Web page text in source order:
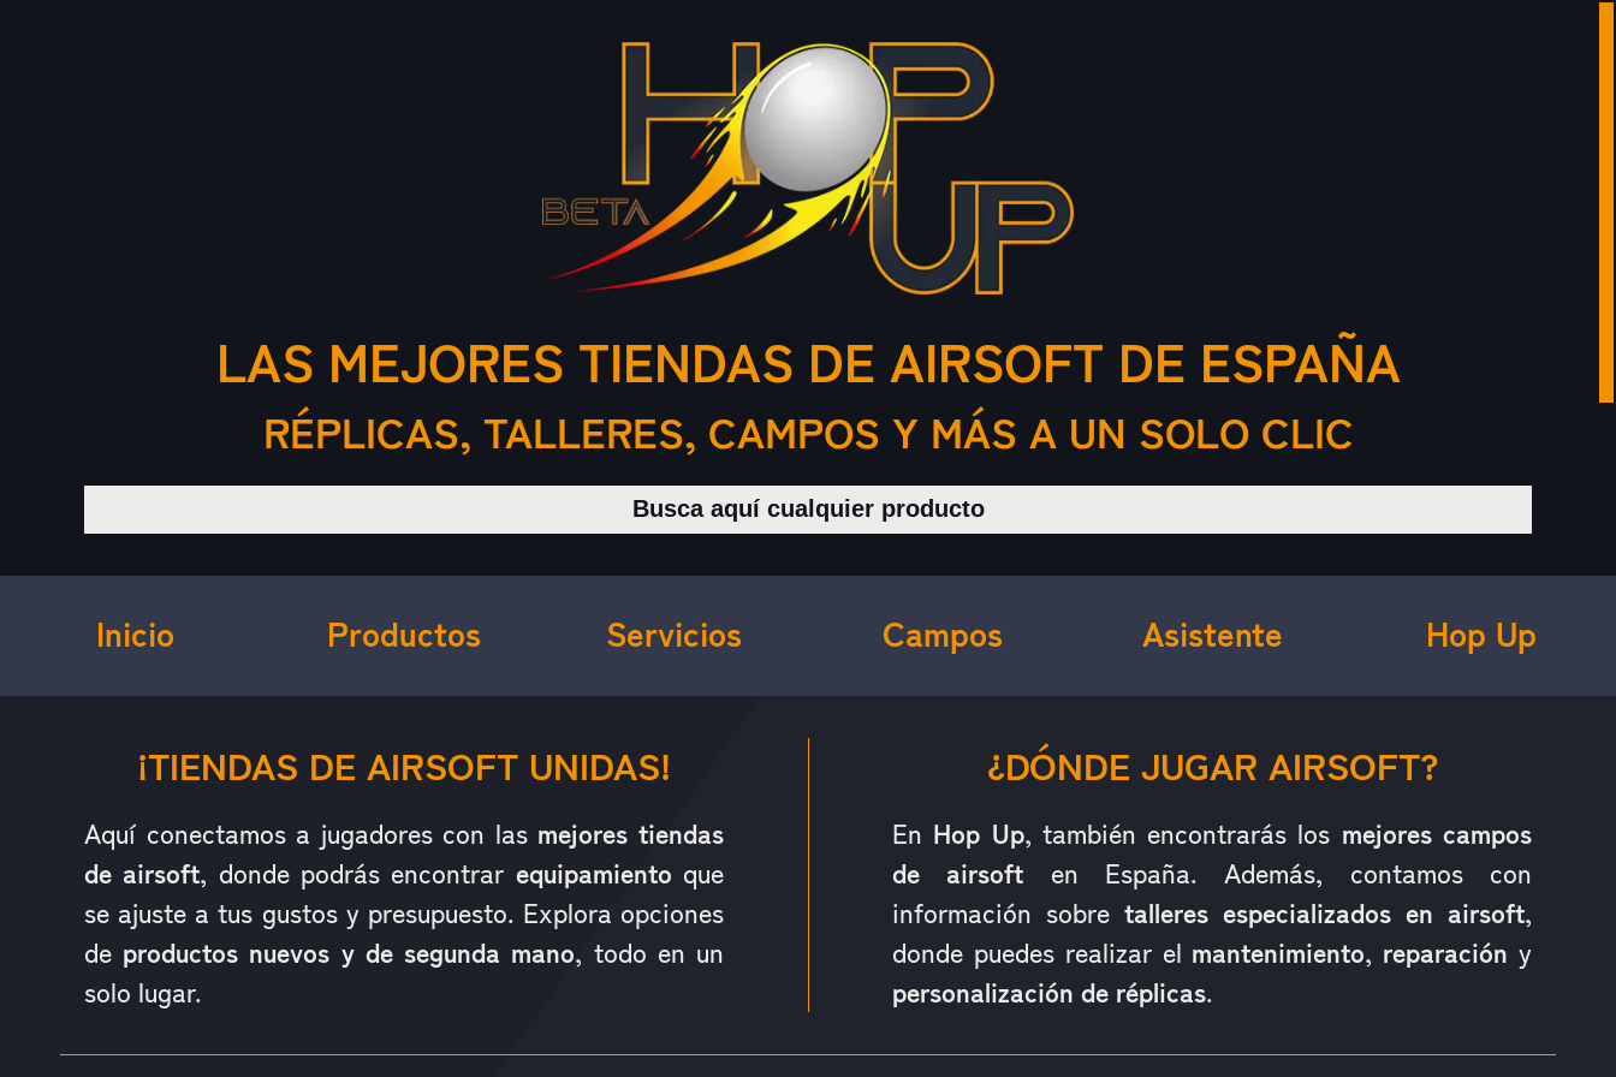
LAS MEJORES TIENDAS DE AIRSOFT DE ESPAÑA
RÉPLICAS, TALLERES, CAMPOS Y MÁS A UN SOLO CLIC
Buscar productos
Inicio Productos Servicios Campos Asistente Hop Up
¡TIENDAS DE AIRSOFT UNIDAS!
Aquí conectamos a jugadores con las mejores tiendas
de airsoft, donde podrás encontrar equipamiento que
se ajuste a tus gustos y presupuesto. Explora opciones
de productos nuevos y de segunda mano, todo en un
solo lugar.
¿DÓNDE JUGAR AIRSOFT?
En Hop Up, también encontrarás los mejores campos
de airsoft en España. Además, contamos con
información sobre talleres especializados en airsoft,
donde puedes realizar el mantenimiento, reparación y
personalización de réplicas.